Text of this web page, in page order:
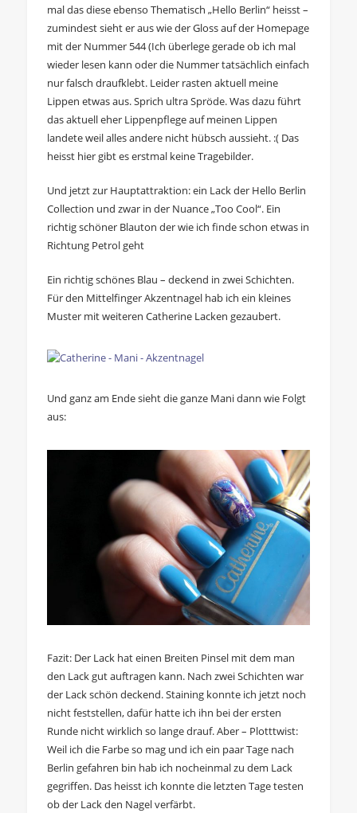
mal das diese ebenso Thematisch „Hello Berlin“ heisst –
zumindest sieht er aus wie der Gloss auf der Homepage
mit der Nummer 544 (Ich überlege gerade ob ich mal
wieder lesen kann oder die Nummer tatsächlich einfach
nur falsch draufklebt. Leider rasten aktuell meine
Lippen etwas aus. Sprich ultra Spröde. Was dazu führt
das aktuell eher Lippenpflege auf meinen Lippen
landete weil alles andere nicht hübsch aussieht. :( Das
heisst hier gibt es erstmal keine Tragebilder.
Und jetzt zur Hauptattraktion: ein Lack der Hello Berlin
Collection und zwar in der Nuance „Too Cool“. Ein
richtig schöner Blauton der wie ich finde schon etwas in
Richtung Petrol geht
Ein richtig schönes Blau – deckend in zwei Schichten.
Für den Mittelfinger Akzentnagel hab ich ein kleines
Muster mit weiteren Catherine Lacken gezaubert.
Und ganz am Ende sieht die ganze Mani dann wie Folgt
aus:
Fazit: Der Lack hat einen Breiten Pinsel mit dem man
den Lack gut auftragen kann. Nach zwei Schichten war
der Lack schön deckend. Staining konnte ich jetzt noch
nicht feststellen, dafür hatte ich ihn bei der ersten
Runde nicht wirklich so lange drauf. Aber – Plotttwist:
Weil ich die Farbe so mag und ich ein paar Tage nach
Berlin gefahren bin hab ich nocheinmal zu dem Lack
gegriffen. Das heisst ich konnte die letzten Tage testen
ob der Lack den Nagel verfärbt.